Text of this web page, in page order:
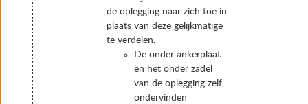
de oplegging naar zich toe in
plaats van deze gelijkmatige
te verdelen.
De onder ankerplaat
en het onder zadel
van de oplegging zelf
ondervinden